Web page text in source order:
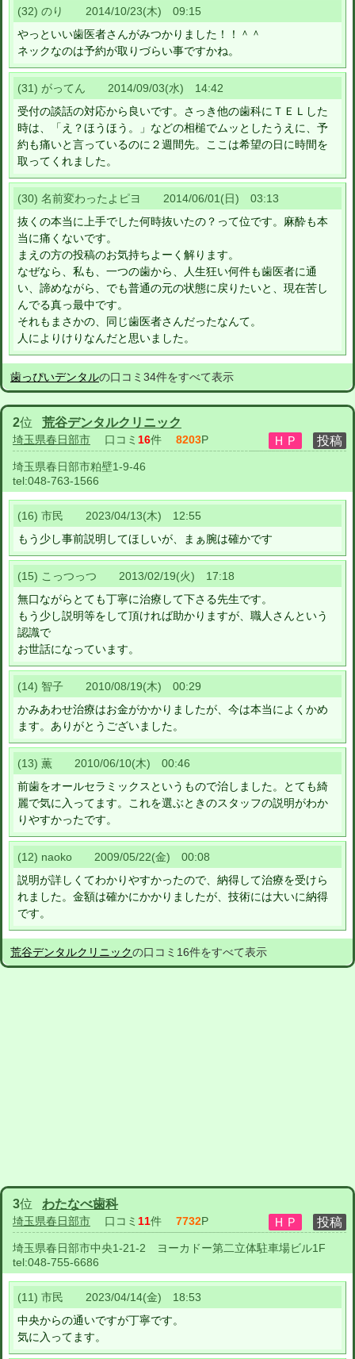
(32) のり 2014/10/23(木) 09:15
やっといい歯医者さんがみつかりました！！＾＾
ネックなのは予約が取りづらい事ですかね。
(31) がってん 2014/09/03(水) 14:42
受付の談話の対応から良いです。さっき他の歯科にＴＥＬした
時は、「え？ほうほう。」などの相槌でムッとしたうえに、予
約も痛いと言っているのに２週間先。ここは希望の日に時間を
取ってくれました。
(30) 名前変わったよピヨ 2014/06/01(日) 03:13
抜くの本当に上手でした何時抜いたの？って位です。麻酔も本
当に痛くないです。
まえの方の投稿のお気持ちよーく解ります。
なぜなら、私も、一つの歯から、人生狂い何件も歯医者に通
い、諦めながら、でも普通の元の状態に戻りたいと、現在苦し
んでる真っ最中です。
それもまさかの、同じ歯医者さんだったなんて。
人によりけりなんだと思いました。
歯っぴいデンタルの口コミ34件をすべて表示
2位 荒谷デンタルクリニック
埼玉県春日部市 口コミ 16件 8203P
埼玉県春日部市粕壁1-9-46
tel:048-763-1566
(16) 市民 2023/04/13(木) 12:55
もう少し事前説明してほしいが、まぁ腕は確かです
(15) こっつっつ 2013/02/19(火) 17:18
無口ながらとても丁寧に治療して下さる先生です。
もう少し説明等をして頂ければ助かりますが、職人さんという
認識で
お世話になっています。
(14) 智子 2010/08/19(木) 00:29
かみあわせ治療はお金がかかりましたが、今は本当によくかめ
ます。ありがとうございました。
(13) 薫 2010/06/10(木) 00:46
前歯をオールセラミックスというもので治しました。とても綺
麗で気に入ってます。これを選ぶときのスタッフの説明がわか
りやすかったです。
(12) naoko 2009/05/22(金) 00:08
説明が詳しくてわかりやすかったので、納得して治療を受けら
れました。金額は確かにかかりましたが、技術には大いに納得
です。
荒谷デンタルクリニックの口コミ16件をすべて表示
3位 わたなべ歯科
埼玉県春日部市 口コミ 11件 7732P
埼玉県春日部市中央1-21-2 ヨーカドー第二立体駐車場ビル1F
tel:048-755-6686
(11) 市民 2023/04/14(金) 18:53
中央からの通いですが丁寧です。
気に入ってます。